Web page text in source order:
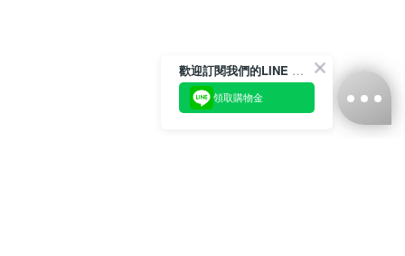
歡迎訂閱我們的LINE 官方帳號
領取購物金